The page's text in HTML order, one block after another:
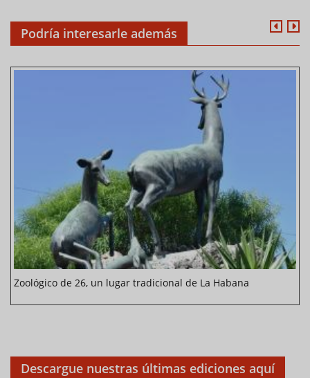
Podría interesarle además
Zoológico de 26, un lugar tradicional de La Habana
Descargue nuestras últimas ediciones aquí